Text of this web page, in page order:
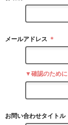
メールアドレス ＊
▼確認のために
お問い合わせタイトル